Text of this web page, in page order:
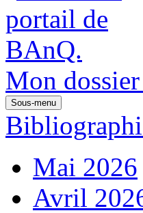
Mon dossier
Sous-menu
Mai 2026
Avril